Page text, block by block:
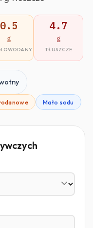
0.5
g
4.7
g
TŁUSZCZE
Mało sodu